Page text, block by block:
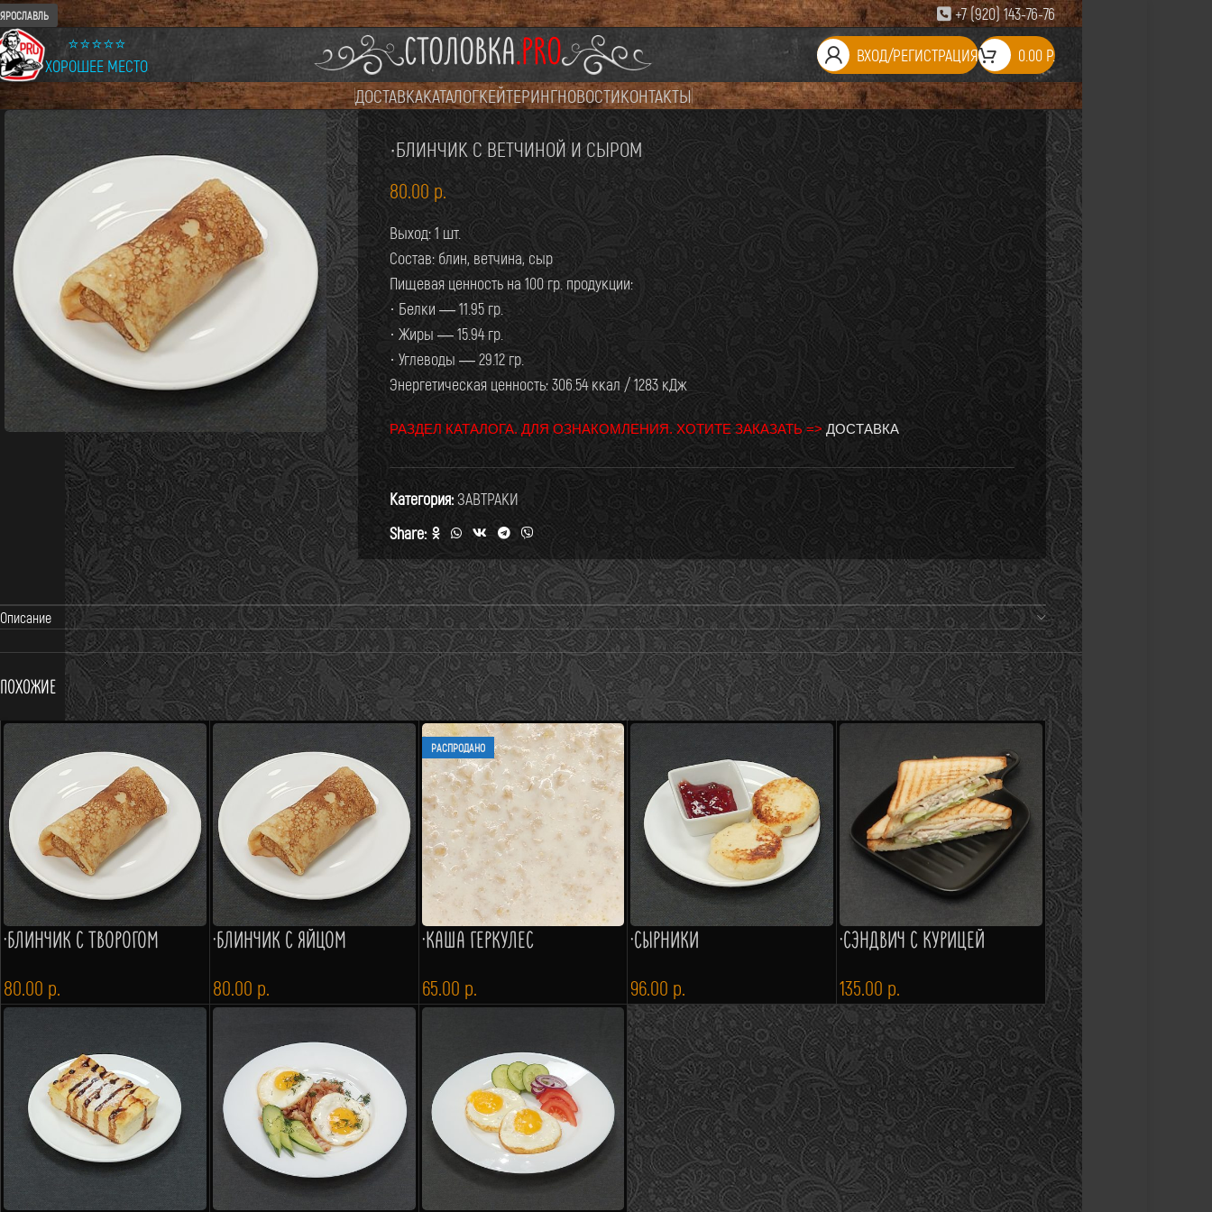
ЯРОСЛАВЛЬ
+7 (920) 143-76-76
⭐⭐⭐⭐⭐
ХОРОШЕЕ МЕСТО
СТОЛОВКА.PRO ВХОД/РЕГИСТРАЦИЯ 0.00 Р.
ДОСТАВКАКАТАЛОГКЕЙТЕРИНГНОВОСТИКОНТАКТЫ
·БЛИНЧИК С ВЕТЧИНОЙ И СЫРОМ
80.00р.
Выход: 1 шт.
Состав: блин, ветчина, сыр
Пищевая ценность на 100 гр. продукции:
· Белки — 11.95 гр.
· Жиры — 15.94 гр.
· Углеводы — 29.12 гр.
Энергетическая ценность: 306.54 ккал / 1283 кДж
РАЗДЕЛ КАТАЛОГА. ДЛЯ ОЗНАКОМЛЕНИЯ. ХОТИТЕ ЗАКАЗАТЬ => ДОСТАВКА
Категория:ЗАВТРАКИ
Share:
Описание
Похожие
·БЛИНЧИК С ТВОРОГОМ
80.00 р.
·БЛИНЧИК С ЯЙЦОМ
80.00 р.
РАСПРОДАНО
·КАША ГЕРКУЛЕС
65.00 р.
·СЫРНИКИ
96.00 р.
·СЭНДВИЧ С КУРИЦЕЙ
135.00 р.